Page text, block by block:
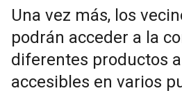
Una vez más, los
podrán acceder a la
diferentes productos
accesibles en varios